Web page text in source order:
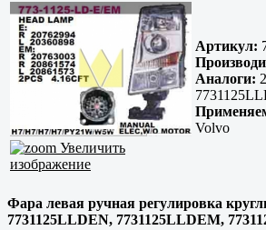
Увеличить
изображение
Артикул:
Аналоги:
Volvo
Фара левая ручная регулировка
7731125LLDEN, 7731125LLDEM,